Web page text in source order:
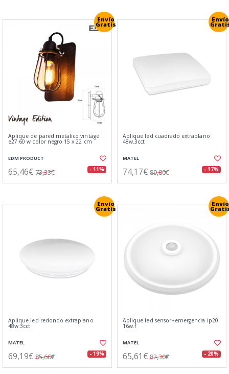
Envío
Gratis
Aplique de pared metalico vintage
e27 60 w color negro 15 x 22 cm
EDM PRODUCT
65,46€ 73,33€ - 11%
Envío
Aplique led cuadrado extraplano
48w.3cct
MATEL
74,17€ 89,80€ - 17%
Envío
Gratis
Aplique led redondo extraplano
48w.3cct
MATEL
69,19€ 85,66€ - 19%
Envío
Aplique led sensor+emergencia ip20
16w.f
MATEL
65,61€ 82,30€ - 20%